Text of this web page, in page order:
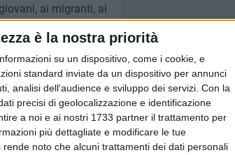
è la nostra priorità
su un dispositivo, come i cookie, e
standard inviate da un dispositivo per annunci
analisi dell'audience e sviluppo dei servizi. Con la
precisi di geolocalizzazione e identificazione
a noi e ai nostri 1733 partner il trattamento per
più dettagliate e modificare le tue
rende noto che alcuni trattamenti dei dati personali
ai migranti, ai
scelto, in